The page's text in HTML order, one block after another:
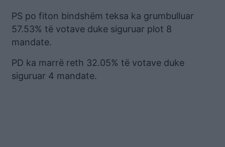
PS po fiton bindshëm teksa ka grumbulluar
57.53% të votave duke siguruar plot 8
mandate.
PD ka marrë reth 32.05% të votave duke
siguruar 4 mandate.